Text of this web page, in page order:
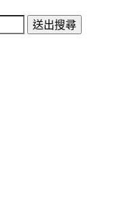
送出搜尋